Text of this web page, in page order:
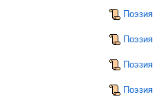
Поэзия
Поэзия
Поэзия
Поэзия